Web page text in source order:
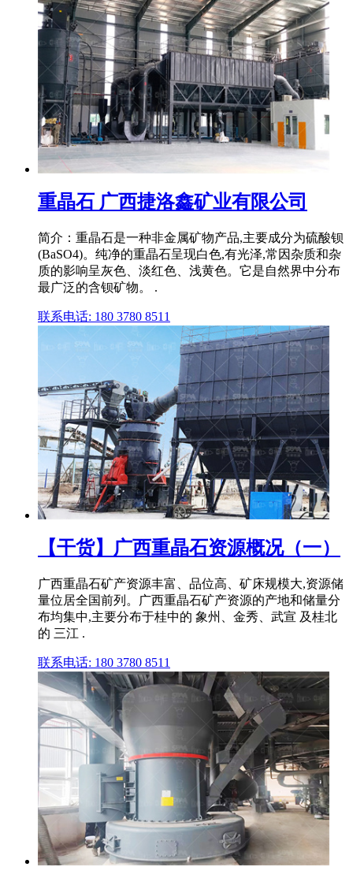
重晶石 广西捷洛鑫矿业有限公司
简介：重晶石是一种非金属矿物产品,主要成分为硫酸钡
(BaSO4)。纯净的重晶石呈现白色,有光泽,常因杂质和杂
质的影响呈灰色、淡红色、浅黄色。它是自然界中分布
最广泛的含钡矿物。 .
联系电话: 180 3780 8511
【干货】广西重晶石资源概况（一）
广西重晶石矿产资源丰富、品位高、矿床规模大,资源储
量位居全国前列。广西重晶石矿产资源的产地和储量分
布均集中,主要分布于桂中的 象州、金秀、武宣 及桂北
的 三江 .
联系电话: 180 3780 8511